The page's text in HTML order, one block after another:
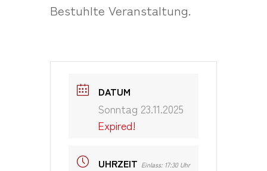
Bestuhlte Veranstaltung.
DATUM
Sonntag 23.11.2025
Expired!
UHRZEIT Einlass: 17:30 Uhr